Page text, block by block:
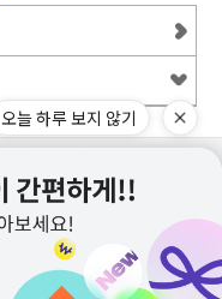
오늘 하루 보지 않기